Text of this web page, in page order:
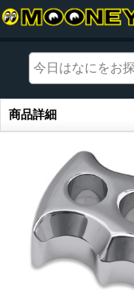
商品詳細
商品詳細